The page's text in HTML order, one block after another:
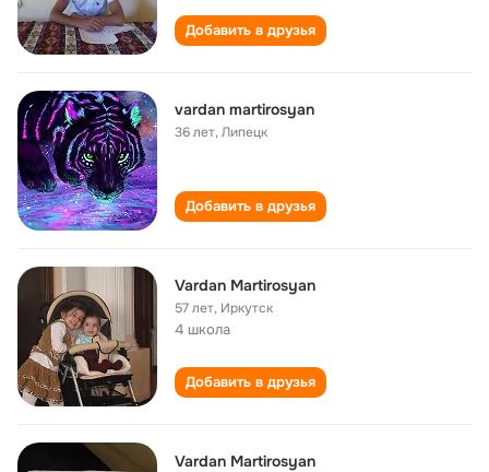
Добавить в друзья
vardan martirosyan
36 лет,Липецк
Добавить в друзья
Vardan Martirosyan
57 лет, Иркутск
4 школа
Добавить в друзья
Vardan Martirosyan